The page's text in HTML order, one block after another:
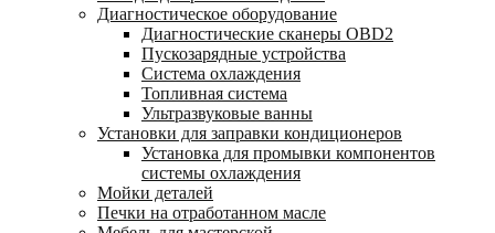
Диагностическое оборудование
Диагностические сканеры OBD2
Пускозарядные устройства
Система охлаждения
Топливная система
Ультразвуковые ванны
Установки для заправки кондиционеров
Установка для промывки компонентов
системы охлаждения
Мойки деталей
Печки на отработанном масле